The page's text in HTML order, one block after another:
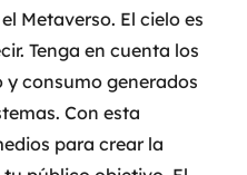
Metaverso. El cielo es
Tenga en cuenta los
consumo generados
Con esta
para crear la